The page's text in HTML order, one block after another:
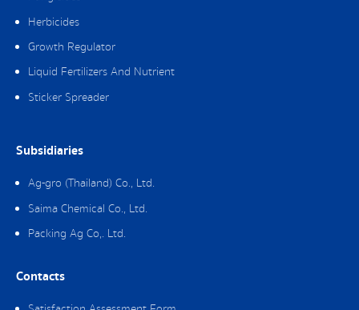
Herbicides
Growth Regulator
Liquid Fertilizers And Nutrient
Sticker Spreader
Subsidiaries
Ag-gro (Thailand) Co., Ltd.
Saima Chemical Co., Ltd.
Packing Ag Co,. Ltd.
Contacts